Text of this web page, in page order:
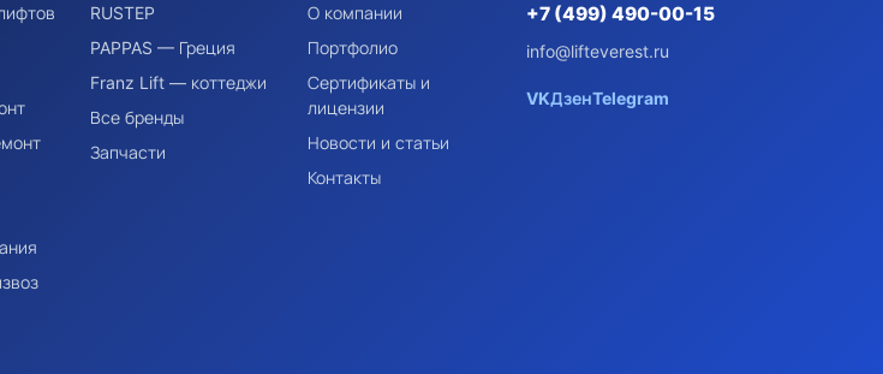
RUSTEP
PAPPAS — Греция
Franz Lift — коттеджи
Все бренды
Запчасти
О компании
Портфолио
Сертификаты и
лицензии
Новости и статьи
Контакты
+7 (499) 490-00-15
info@lifteverest.ru
VKДзенTelegram